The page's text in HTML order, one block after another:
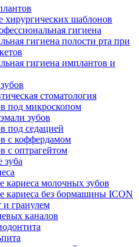
хирургических шаблонов
гигиена
гигиена полости рта при
гигиена имплантов и
стоматология
под микроскопом
зубов
под седацией
с коффердамом
с оптрагейтом
зуба
кариеса молочных зубов
кариеса без бормашины ICON
и гранулем
каналов